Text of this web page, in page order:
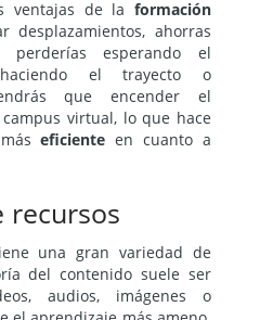
ventajas de la formación
desplazamientos, ahorras
esperando el
el trayecto o
que encender el
virtual, lo que hace
eficiente en cuanto a
recursos
una gran variedad de
del contenido suele ser
audios, imágenes o